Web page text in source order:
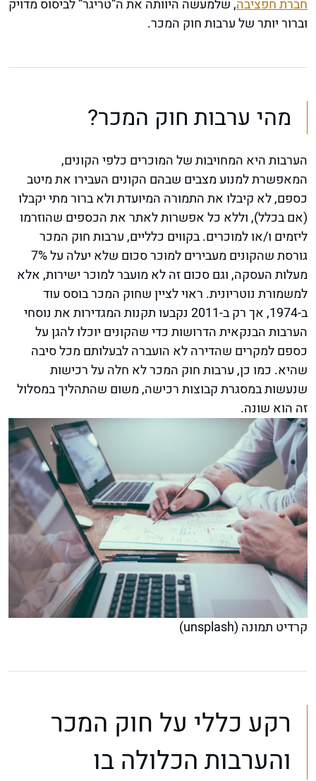
חברת חפציבה, שלמעשה היוותה את ה”טריגר” לביסוס מדויק
וברור יותר של ערבות חוק המכר.
מהי ערבות חוק המכר?
הערבות היא המחויבות של המוכרים כלפי הקונים,
המאפשרת למנוע מצבים שבהם הקונים העבירו את מיטב
כספם, לא קיבלו את התמורה המיועדת ולא ברור מתי יקבלו
(אם בכלל), וללא כל אפשרות לאתר את הכספים שהוזרמו
ליזמים ו/או למוכרים. בקווים כלליים, ערבות חוק המכר
גורסת שהקונים מעבירים למוכר סכום שלא יעלה על 7%
מעלות העסקה, וגם סכום זה לא מועבר למוכר ישירות, אלא
למשמורת נוטריונית. ראוי לציין שחוק המכר בוסס עוד
ב-1974, אך רק ב-2011 נקבעו תקנות המגדירות את נוסחי
הערבות הבנקאית הדרושות כדי שהקונים יוכלו להגן על
כספם למקרים שהדירה לא הועברה לבעלותם מכל סיבה
שהיא. כמו כן, ערבות חוק המכר לא חלה על רכישות
שנעשות במסגרת קבוצות רכישה, משום שהתהליך במסלול
זה הוא שונה.
קרדיט תמונה (unsplash)
רקע כללי על חוק המכר
והערבות הכלולה בו